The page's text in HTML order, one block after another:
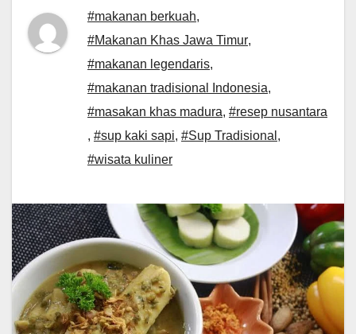
#makanan berkuah,
#Makanan Khas Jawa Timur,
#makanan legendaris,
#makanan tradisional Indonesia,
#masakan khas madura, #resep nusantara
, #sup kaki sapi, #Sup Tradisional ,
#wisata kuliner